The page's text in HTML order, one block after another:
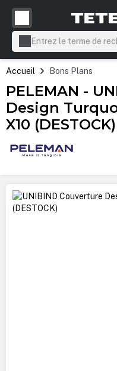
principal
Accueil Bons Plans
PELEMAN -
Design
X10 (DESTOCK)
Ignorer la galerie d'images